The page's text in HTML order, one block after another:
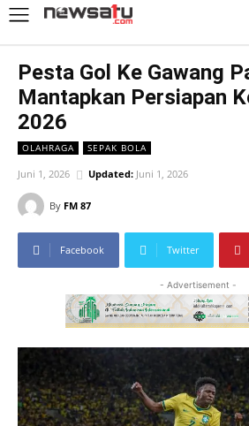
Pesta Gol Ke Gawang
Mantapkan Persiapan
2026
OLAHRAGA SEPAK BOLA
Juni 1, 2026 Updated: Juni 1, 2026
By FM 87
Facebook Twitter
- Advertisement -